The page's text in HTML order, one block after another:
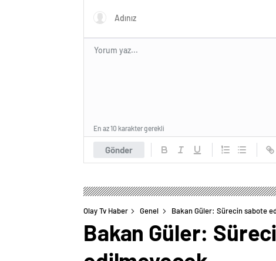
Gönder
En az 10 karakter gerekli
Olay Tv Haber Genel Bakan Güler: Sürecin sabote
Bakan Güler: